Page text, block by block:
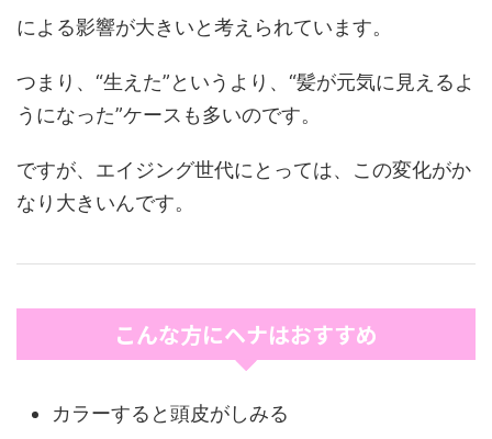
による影響が大きいと考えられています。
つまり、“生えた”というより、“髪が元気に見えるよ
うになった”ケースも多いのです。
ですが、エイジング世代にとっては、この変化がか
なり大きいんです。
こんな方にヘナはおすすめ
カラーすると頭皮がしみる